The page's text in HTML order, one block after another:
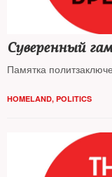
Суверенный
Памятка
HOMELAND, POLITICS